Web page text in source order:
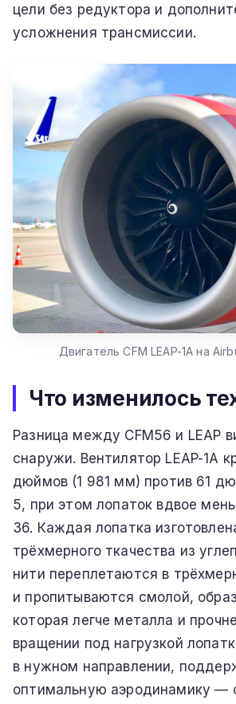
цели без редуктора и
усложнения трансмиссии.
Двигатель CFM LEAP-1A на
Что изменилось
Разница между CFM56 и LEAP
снаружи. Вентилятор LEAP-1A
дюймов (1 981 мм) против 61
5, при этом лопаток вдвое
36. Каждая лопатка
трёхмерного ткачества из
нити переплетаются в
и пропитываются смолой,
которая легче металла и
вращении под нагрузкой
в нужном направлении,
оптимальную аэродинамику —